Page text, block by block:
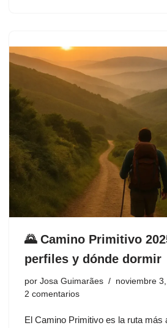
🌄 Camino Primitivo
perfiles y dónde dormir
por Josa Guimarães
noviembre
2 comentarios
El Camino Primitivo es la ruta más